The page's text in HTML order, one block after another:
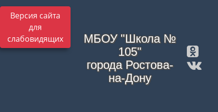
Версия сайта
для
слабовидящих
МБОУ "Школа №
105"
города Ростова-
на-Дону